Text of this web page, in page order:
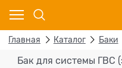
Главная Каталог Баки
Бак для системы ГВС